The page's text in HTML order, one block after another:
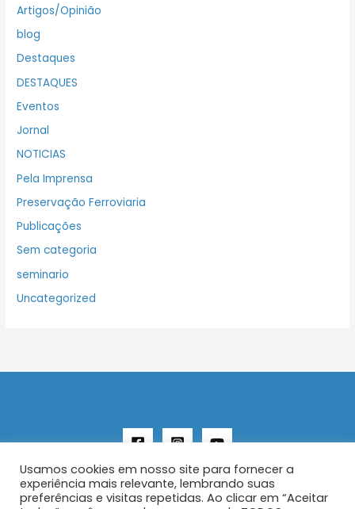
Artigos/Opinião
blog
Destaques
DESTAQUES
Eventos
Jornal
NOTICIAS
Pela Imprensa
Preservação Ferroviaria
Publicações
Sem categoria
seminario
Uncategorized
Usamos cookies em nosso site para fornecer a
experiência mais relevante, lembrando suas
preferências e visitas repetidas. Ao clicar em “Aceitar